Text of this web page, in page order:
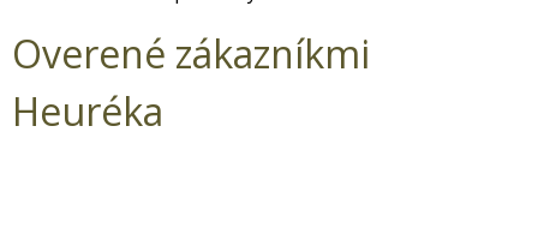
Overené zákazníkmi
Heuréka